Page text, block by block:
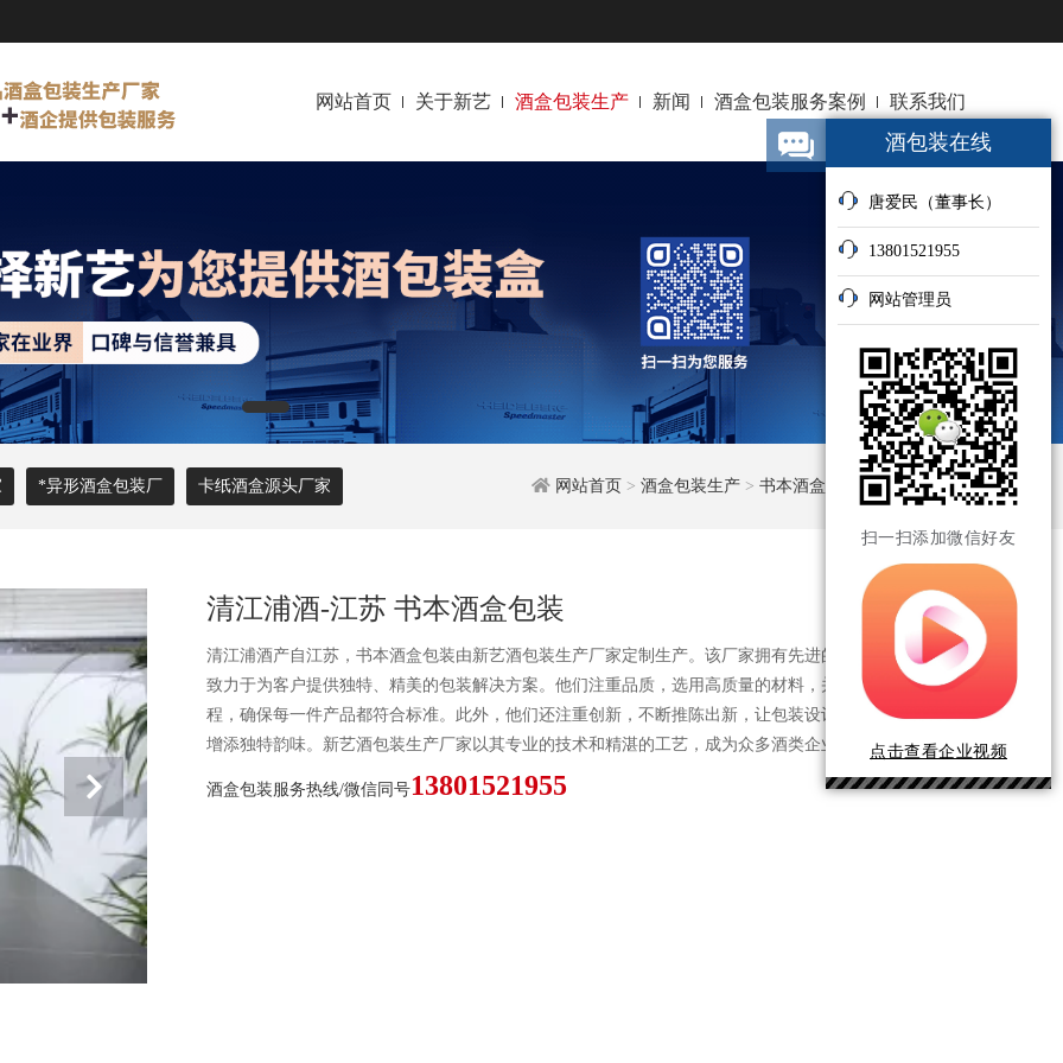
网站首页 关于新艺 酒盒包装生产 新闻 酒盒包装服务案例 联系我们
网站首页 > 酒盒包装生产 > 书本酒盒生产厂家 >内容详情
*异形酒盒包装厂 卡纸酒盒源头厂家
清江浦酒-江苏 书本酒盒包装
清江浦酒产自江苏，书本酒盒包装由新艺酒包装生产厂家定制生产。该厂家拥有先进的生产工艺和技术，
致力于为客户提供独特、精美的包装解决方案。他们注重品质，选用高质量的材料，并严格执行生产流
程，确保每一件产品都符合标准。此外，他们还注重创新，不断推陈出新，让包装设计与时俱进，为酒品
增添独特韵味。新艺酒包装生产厂家以其专业的技术和精湛的工艺，成为众多酒类企业的*合作伙伴。
酒盒包装服务热线/微信同号13801521955
酒包装在线
唐爱民（董事长）
13801521955
网站管理员
扫一扫添加微信好友
点击查看企业视频